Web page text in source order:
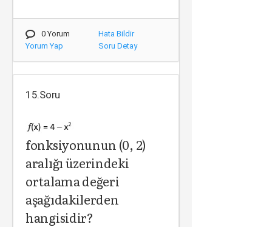
0 Yorum
Yorum Yap
Hata Bildir
Soru Detay
15.Soru
fonksiyonunun (0, 2)
aralığı üzerindeki
ortalama değeri
aşağıdakilerden
hangisidir?